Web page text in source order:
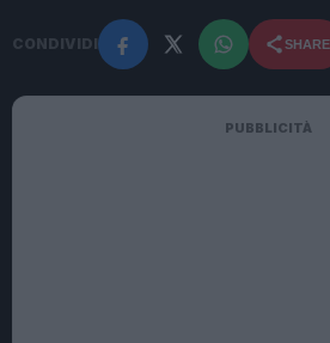
CONDIVIDI SHARE
PUBBLICITÀ